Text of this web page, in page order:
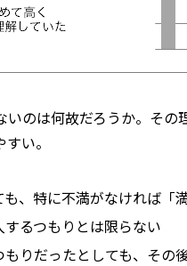
のは何故だろうか。そ
い。
も、特に不満がなければ「
るつもりとは限らない
りだったとしても、その